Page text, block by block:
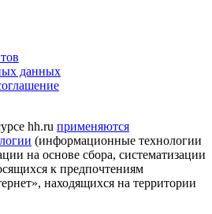
данных
hh.ru применяются
(информационные технологии
на основе сбора, систематизации
к предпочтениям
находящихся на территории